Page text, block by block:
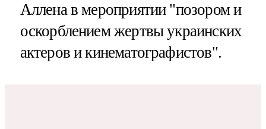
Аллена в мероприятии "позором и
оскорблением жертвы украинских
актеров и кинематографистов".